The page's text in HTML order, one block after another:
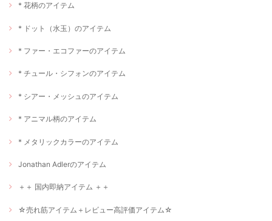
* 花柄のアイテム
* ドット（水玉）のアイテム
* ファー・エコファーのアイテム
* チュール・シフォンのアイテム
* シアー・メッシュのアイテム
* アニマル柄のアイテム
* メタリックカラーのアイテム
Jonathan Adlerのアイテム
＋＋ 国内即納アイテム ＋＋
☆売れ筋アイテム＋レビュー高評価アイテム☆